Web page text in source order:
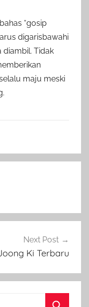
“gosip
digarisbawahi
diambil. Tidak
maju meski
Next Post
Ki Terbaru